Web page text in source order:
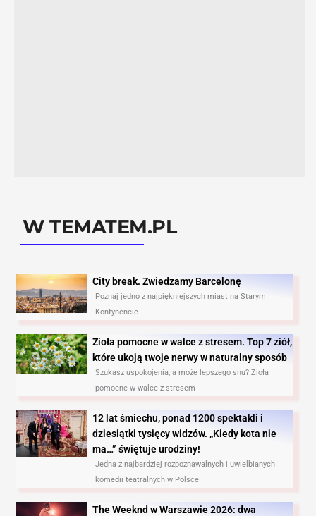
W TEMATEM.PL
City break. Zwiedzamy Barcelonę​
Poznaj jedno z najpiękniejszych miast na Starym
Kontynencie
Zioła pomocne w walce z stresem. Top 7 ziół,
które ukoją twoje nerwy w naturalny sposób
Szukasz uspokojenia, a może lepszego snu? Zioła
pomocne w walce z stresem
12 lat śmiechu, ponad 1200 spektakli i
dziesiątki tysięcy widzów. „Kiedy kota nie
ma…” świętuje urodziny!
Jedna z najbardziej rozpoznawalnych i uwielbianych
komedii teatralnych w Polsce
The Weeknd w Warszawie 2026: dwa